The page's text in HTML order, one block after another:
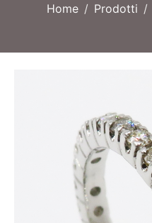
Home Prodotti